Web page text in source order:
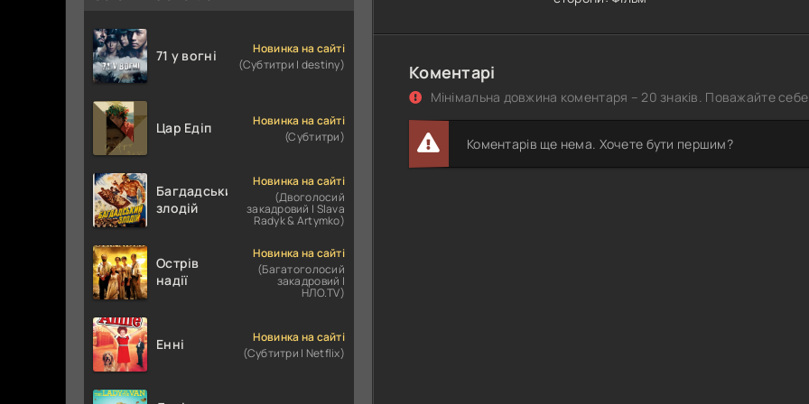
Коментарі
Мінімальна довжина коментаря – 20 знаків. Поважайте себе
Коментарів ще нема. Хочете бути першим?
71 у вогні
Новинка на сайті
(Субтитри | destiny)
Цар Едіп
Новинка на сайті
(Субтитри)
Багдадський
злодій
Новинка на сайті
(Двоголосий
закадровий | Slava
Radyk & Artymko)
Острів
надії
Новинка на сайті
(Багатоголосий
закадровий |
НЛО.TV)
Енні
Новинка на сайті
(Субтитри | Netflix)